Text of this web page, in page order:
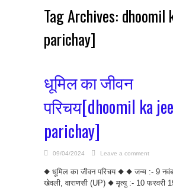
Tag Archives: dhoomil
parichay]
धूमिल का जीवन
परिचय[dhoomil ka
parichay]
09/04/2024 Leave a comment
◆ धूमिल का जीवन परिचय ◆ ◆ जन्म :- 9
खेवली, वाराणसी (UP) ◆ मृत्यु :- 10